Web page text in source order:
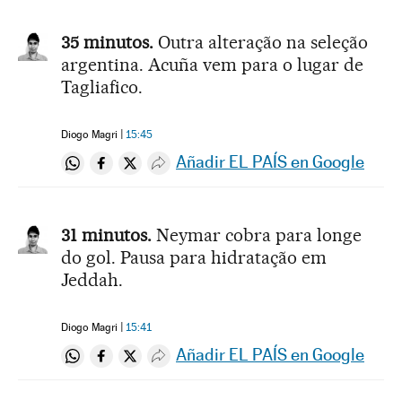
35 minutos. Outra alteração na seleção
argentina. Acuña vem para o lugar de
Tagliafico.
Diogo Magri 15:45
Compartir en Whatsapp
Compartir en Facebook
Compartir en Twitter
Desplegar Redes Sociales
Añadir EL PAÍS en Google
31 minutos. Neymar cobra para longe
do gol. Pausa para hidratação em
Jeddah.
Diogo Magri 15:41
Compartir en Whatsapp
Compartir en Facebook
Compartir en Twitter
Desplegar Redes Sociales
Añadir EL PAÍS en Google